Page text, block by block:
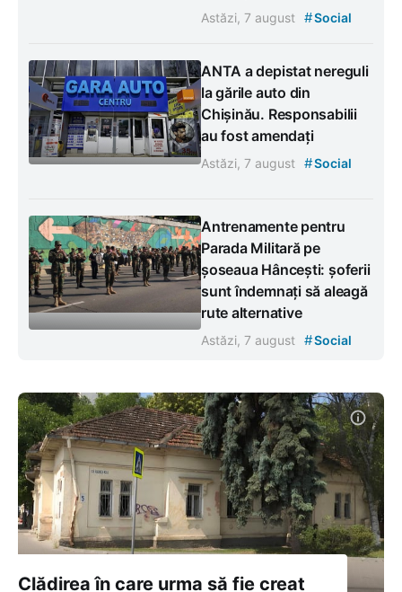
Astăzi, 7 august #Social
ANTA a depistat nereguli
la gările auto din
Chișinău. Responsabilii
au fost amendați
Astăzi, 7 august #Social
Antrenamente pentru
Parada Militară pe
șoseaua Hâncești: șoferii
sunt îndemnați să aleagă
rute alternative
Astăzi, 7 august #Social
Clădirea în care urma să fie creat